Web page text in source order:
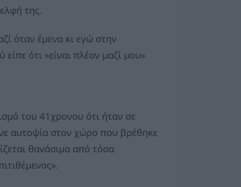
της.
όταν έμενα κι εγώ στην
ότι »είναι πλέον μαζί μου»
του 41χρονου ότι ήταν σε
αυτοψία στον χώρο που βρέθηκε
θανάσιμα από τόσα